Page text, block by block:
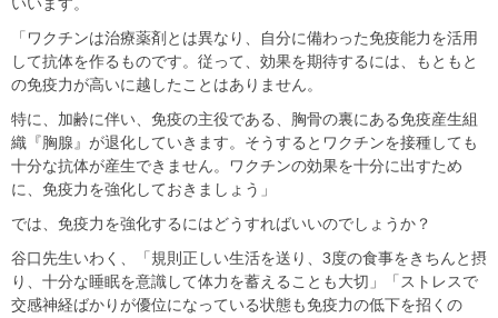
いいます。
「ワクチンは治療薬剤とは異なり、自分に備わった免疫能力を活用
して抗体を作るものです。従って、効果を期待するには、もともと
の免疫力が高いに越したことはありません。
特に、加齢に伴い、免疫の主役である、胸骨の裏にある免疫産生組
織『胸腺』が退化していきます。そうするとワクチンを接種しても
十分な抗体が産生できません。ワクチンの効果を十分に出すため
に、免疫力を強化しておきましょう」
では、免疫力を強化するにはどうすればいいのでしょうか？
谷口先生いわく、「規則正しい生活を送り、3度の食事をきちんと摂
り、十分な睡眠を意識して体力を蓄えることも大切」「ストレスで
交感神経ばかりが優位になっている状態も免疫力の低下を招くの